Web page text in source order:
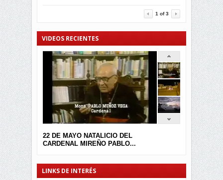
1 of3
VIDEOS RECIENTES
22 DE MAYO NATALICIO DEL
CARDENAL MIREÑO PABLO...
LINKS DE INTERÉS